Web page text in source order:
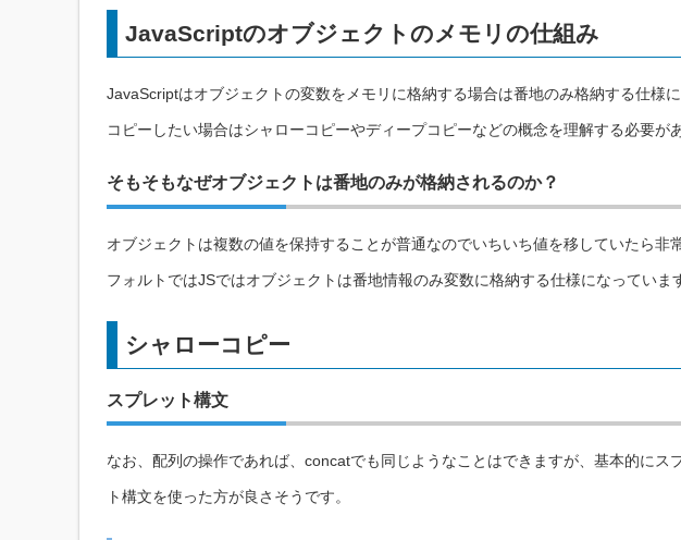
JavaScriptのオブジェクトのメモリの仕組み
JavaScriptはオブジェクトの変数をメモリに格納する場合は番地のみ格納する仕様
コピーしたい場合はシャローコピーやディープコピーなどの概念を理解する必要が
そもそもなぜオブジェクトは番地のみが格納されるのか？
オブジェクトは複数の値を保持することが普通なのでいちいち値を移していたら非
フォルトではJSではオブジェクトは番地情報のみ変数に格納する仕様になっていま
シャローコピー
スプレット構文
なお、配列の操作であれば、concatでも同じようなことはできますが、基本的にス
ト構文を使った方が良さそうです。